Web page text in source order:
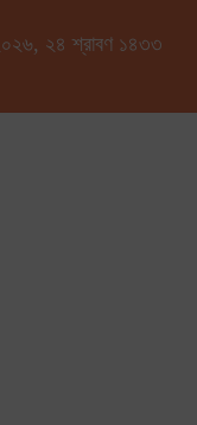
২৪ শ্রাবণ ১৪৩৩